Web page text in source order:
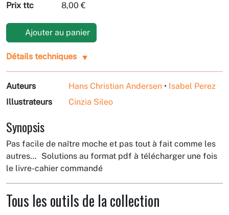
Prix ttc
8,00 €
Ajouter au panier
Détails techniques
Auteurs Hans Christian Andersen • Isabel Perez
Illustrateurs
Cinzia Sileo
Synopsis
Pas facile de naître moche et pas tout à fait comme les
autres… Solutions au format pdf à télécharger une fois
le livre-cahier commandé
Tous les outils de la collection